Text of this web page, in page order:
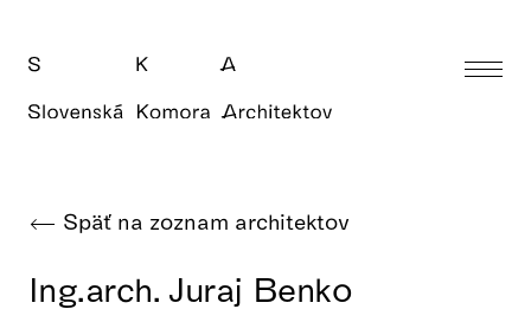
Späť na zoznam architektov
Ing.arch. Juraj Benko